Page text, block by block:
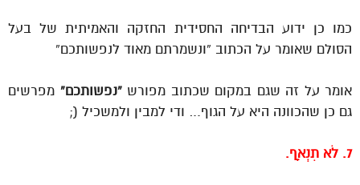
כמו כן ידוע הבדיחה החסידית החזקה והאמיתית של בעל
הסולם שאומר על הכתוב “ונשמרתם מאוד לנפשותכם”
אומר על זה שגם במקום שכתוב מפורש “נפשותכם” מפרשים
גם כן שהכוונה היא על הגוף… ודי למבין ולמשכיל (;
7. לֹא תִנְאָף.